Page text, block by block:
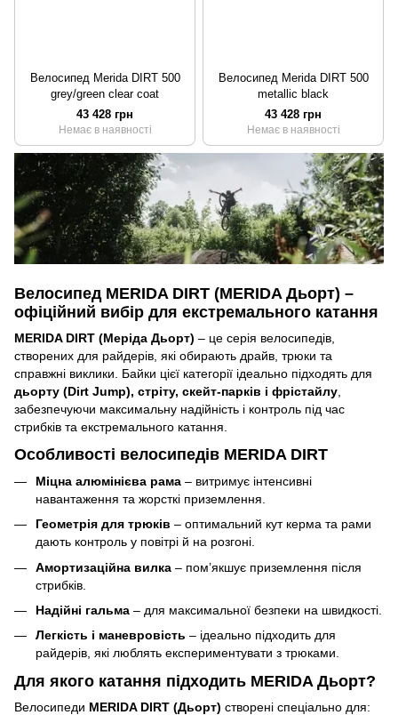
Велосипед Merida DIRT 500
grey/green clear coat
43 428 грн
Немає в наявності
Велосипед Merida DIRT 500
metallic black
43 428 грн
Немає в наявності
Велосипед MERIDA DIRT (MERIDA Дьорт) –
офіційний вибір для екстремального катання
MERIDA DIRT (Меріда Дьорт) – це серія велосипедів,
створених для райдерів, які обирають драйв, трюки та
справжні виклики. Байки цієї категорії ідеально підходять для
дьорту (Dirt Jump), стріту, скейт-парків і фрістайлу,
забезпечуючи максимальну надійність і контроль під час
стрибків та екстремального катання.
Особливості велосипедів MERIDA DIRT
Міцна алюмінієва рама – витримує інтенсивні
навантаження та жорсткі приземлення.
Геометрія для трюків – оптимальний кут керма та рами
дають контроль у повітрі й на розгоні.
Амортизаційна вилка – пом’якшує приземлення після
стрибків.
Надійні гальма – для максимальної безпеки на швидкості.
Легкість і маневровість – ідеально підходить для
райдерів, які люблять експериментувати з трюками.
Для якого катання підходить MERIDA Дьорт?
Велосипеди MERIDA DIRT (Дьорт) створені спеціально для: